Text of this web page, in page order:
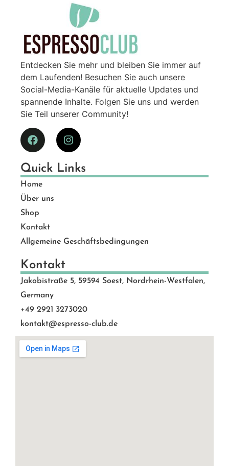
Entdecken Sie mehr und bleiben Sie immer auf
dem Laufenden! Besuchen Sie auch unsere
Social-Media-Kanäle für aktuelle Updates und
spannende Inhalte. Folgen Sie uns und werden
Sie Teil unserer Community!
Quick Links
Home
Über uns
Shop
Kontakt
Allgemeine Geschäftsbedingungen
Kontakt
Jakobistraße 5, 59594 Soest, Nordrhein-Westfalen,
Germany
+49 2921 3273020
kontakt@espresso-club.de